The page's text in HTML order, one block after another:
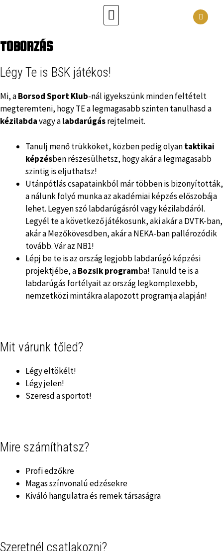
TOBORZÁS
Légy Te is BSK játékos!
Mi, aBorsod Sport Klub-nál igyekszünk minden feltételt
megteremteni, hogy TE a legmagasabb szinten tanulhasd a
kézilabdavagy alabdarúgásrejtelmeit.
Tanulj menő trükköket, közben pedig olyantaktikai
képzésben részesülhetsz, hogy akár a legmagasabb
szintig is eljuthatsz!
Utánpótlás csapatainkból már többen is bizonyították,
a nálunk folyó munka az akadémiai képzés előszobája
lehet. Legyen szó labdarúgásról vagy kézilabdáról.
Legyél te a következő játékosunk, aki akár a DVTK-ban,
akár a Mezőkövesdben, akár a NEKA-ban pallérozódik
tovább. Vár az NB1!
Lépj be te is az ország legjobb labdarúgó képzési
projektjébe, aBozsik programba! Tanuld te is a
labdarúgás fortélyait az ország legkomplexebb,
nemzetközi mintákra alapozott programja alapján!
Mit várunk tőled?
Légy eltökélt!
Légy jelen!
Szeresd a sportot!
Mire számíthatsz?
Profi edzőkre
Magas színvonalú edzésekre
Kiváló hangulatra és remek társaságra
Szeretnél csatlakozni?